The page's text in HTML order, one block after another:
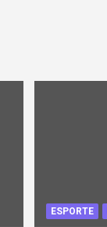
ESPORTE